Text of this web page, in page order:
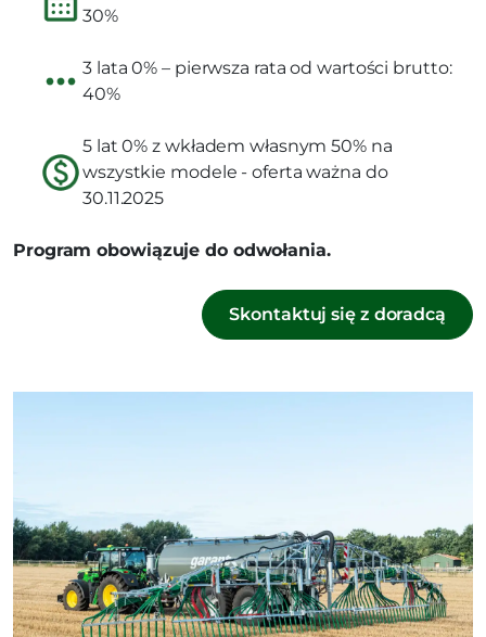
30%
3 lata 0% – pierwsza rata od wartości brutto:
40%
5 lat 0% z wkładem własnym 50% na
wszystkie modele - oferta ważna do
30.11.2025
Program obowiązuje do odwołania.
Skontaktuj się z doradcą